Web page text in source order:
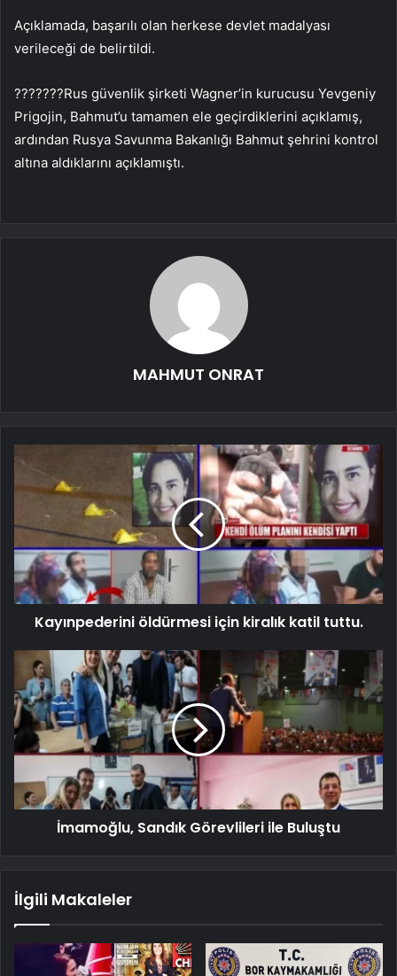
Açıklamada, başarılı olan herkese devlet madalyası
verileceği de belirtildi.
???????Rus güvenlik şirketi Wagner’in kurucusu Yevgeniy
Prigojin, Bahmut’u tamamen ele geçirdiklerini açıklamış,
ardından Rusya Savunma Bakanlığı Bahmut şehrini kontrol
altına aldıklarını açıklamıştı.
MAHMUT ONRAT
Kayınpederini öldürmesi için kiralık katil tuttu.
İmamoğlu, Sandık Görevlileri ile Buluştu
İlgili Makaleler